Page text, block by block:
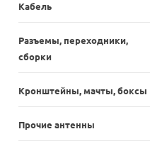
Кабель
Разъемы, переходники,
сборки
Кронштейны, мачты, боксы
Прочие антенны